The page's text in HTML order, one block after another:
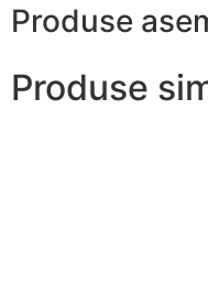
Produse
Produse